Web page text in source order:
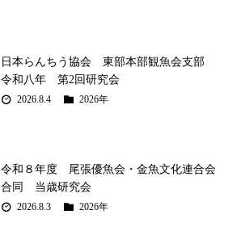
日本らんちう協会 東部本部観魚会支部
令和八年 第2回研究会
2026.8.4 2026年
令和８年度 尾張優魚会・金魚文化連合会
合同 当歳研究会
2026.8.3 2026年